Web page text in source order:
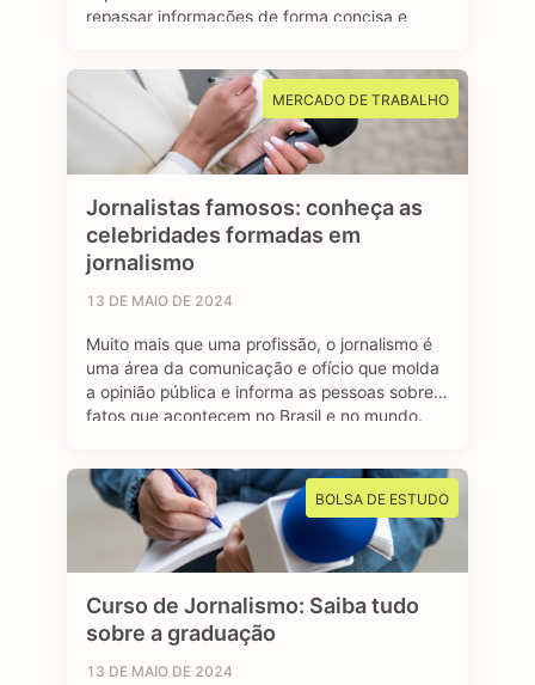
repassar informações de forma concisa e
esportivos são responsáveis por cobrir
diversos eventos, campeonatos e
competições esportivas, com objetivo de
manter o público bem informado sobre os
resultados, bastidores …
MERCADO DE TRABALHO
Jornalistas famosos: conheça as
celebridades formadas em
jornalismo
13 DE MAIO DE 2024
Muito mais que uma profissão, o jornalismo é
uma área da comunicação e ofício que molda
a opinião pública e informa as pessoas sobre
fatos que acontecem no Brasil e no mundo.
contar história, investigar e desvendar
acontecimentos, além de dar voz e …
BOLSA DE ESTUDO
Curso de Jornalismo: Saiba tudo
sobre a graduação
13 DE MAIO DE 2024